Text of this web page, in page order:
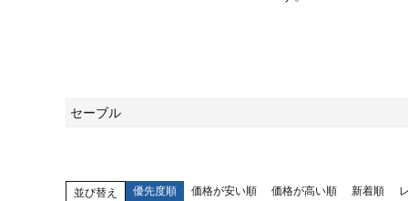
セーブル
並び替え 優先度順 価格が安い順 価格が高い順 新着順